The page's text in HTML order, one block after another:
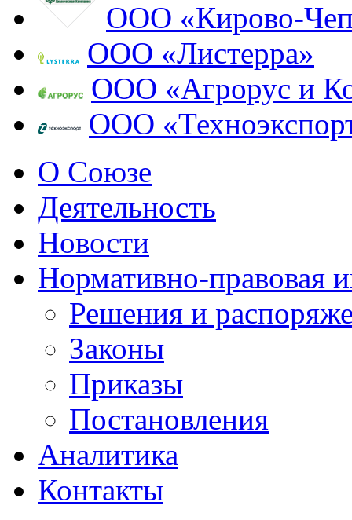
ООО «Кирово-
ООО «Листерра»
ООО «Агрорус и
ООО
О Союзе
Деятельность
Новости
Нормативно-правовая
Решения и
Законы
Приказы
Постановления
Аналитика
Контакты